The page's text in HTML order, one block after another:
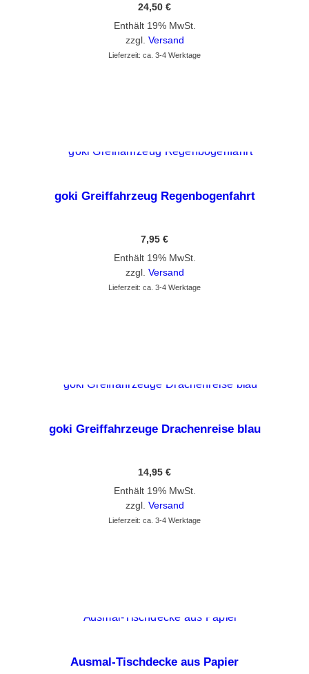
24,50 €
Enthält 19% MwSt.
zzgl. Versand
Lieferzeit: ca. 3-4 Werktage
goki Greiffahrzeug Regenbogenfahrt
7,95 €
Enthält 19% MwSt.
zzgl. Versand
Lieferzeit: ca. 3-4 Werktage
goki Greiffahrzeuge Drachenreise blau
14,95 €
Enthält 19% MwSt.
zzgl. Versand
Lieferzeit: ca. 3-4 Werktage
Dieses Produkt weist mehrere Varianten auf. Die Optionen können auf der Produktseite gewählt werden
Ausmal-Tischdecke aus Papier